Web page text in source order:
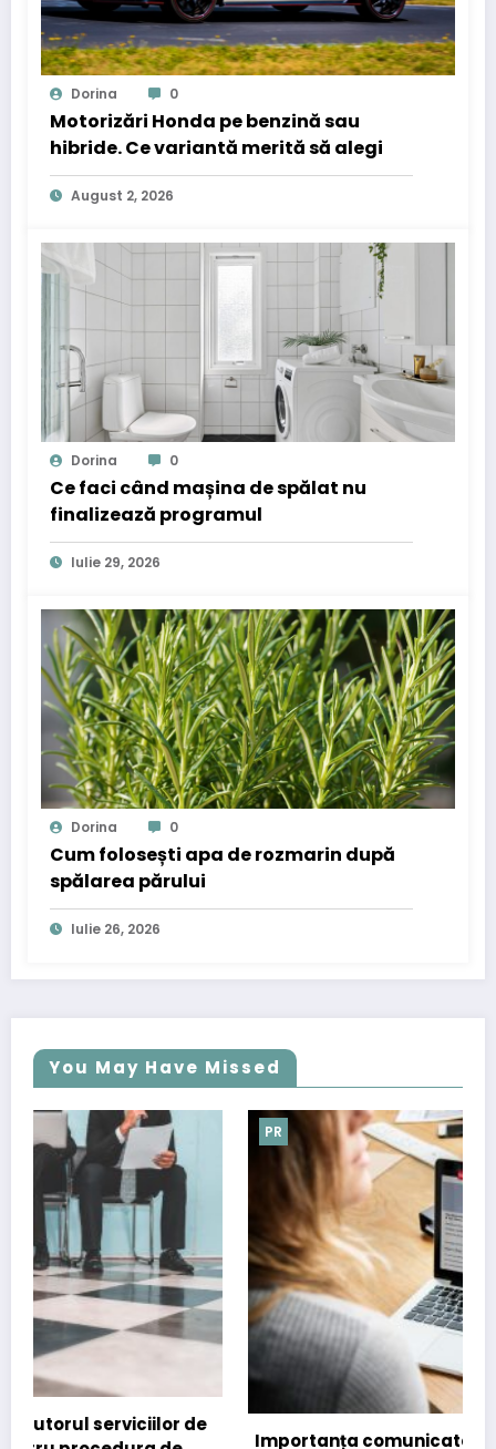
Dorina 0
Motorizări Honda pe benzină sau
hibride. Ce variantă merită să alegi
August 2, 2026
Dorina 0
Ce faci când mașina de spălat nu
finalizează programul
Iulie 29, 2026
Dorina 0
Cum folosești apa de rozmarin după
spălarea părului
Iulie 26, 2026
You May Have Missed
PR
Importanța comunicatelor de presă în